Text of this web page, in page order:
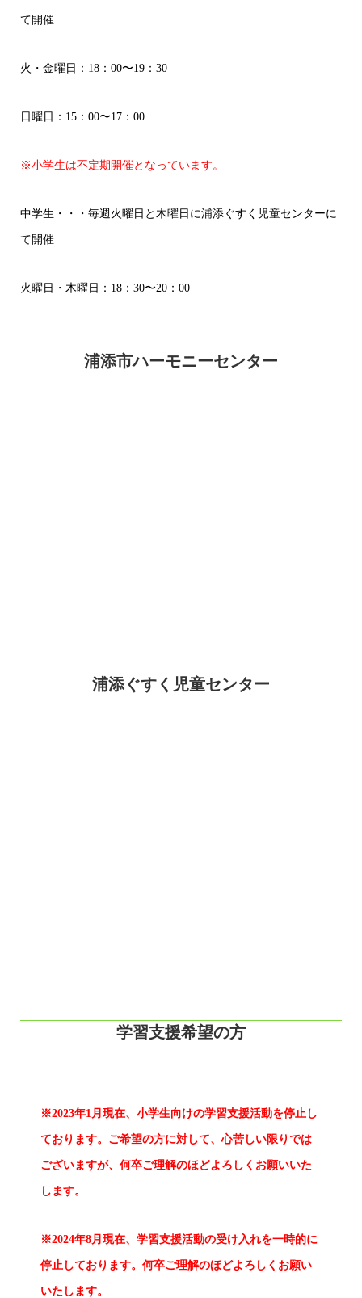
て開催
火・金曜日：18：00〜19：30
日曜日：15：00〜17：00
※小学生は不定期開催となっています。
中学生・・・毎週火曜日と木曜日に浦添ぐすく児童センターに
て開催
火曜日・木曜日：18：30〜20：00
浦添市ハーモニーセンター
浦添ぐすく児童センター
学習支援希望の方
※2023年1月現在、小学生向けの学習支援活動を停止し
ております。ご希望の方に対して、心苦しい限りでは
ございますが、何卒ご理解のほどよろしくお願いいた
します。
※2024年8月現在、学習支援活動の受け入れを一時的に
停止しております。何卒ご理解のほどよろしくお願い
いたします。